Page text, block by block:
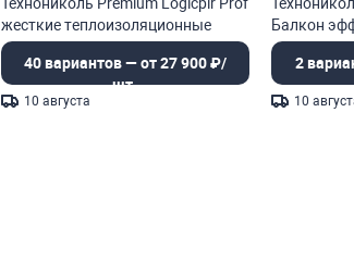
жесткие теплоизоляционные
плиты
40 вариантов — от 27 900 ₽/
шт.
10 августа
Балкон
2
10